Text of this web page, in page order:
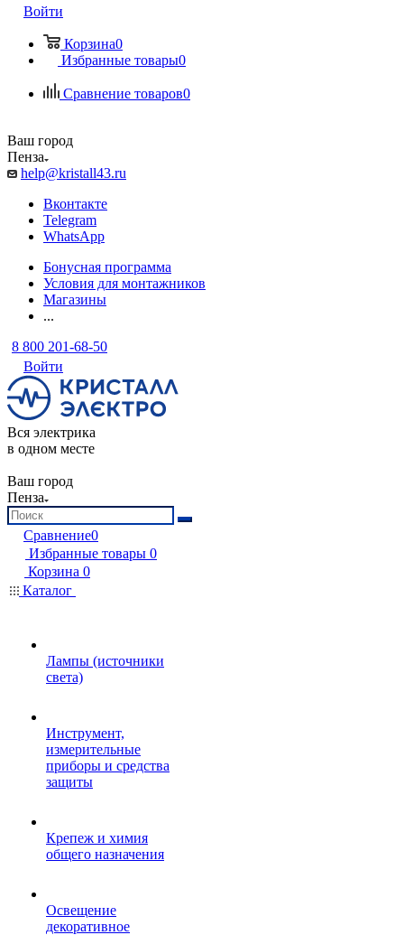
Войти
Корзина0
Избранные товары0
Сравнение товаров0
Ваш город
Пенза
help@kristall43.ru
Вконтакте
Telegram
WhatsApp
Бонусная программа
Условия для монтажников
Магазины
...
8 800 201-68-50
Войти
Вся электрика
в одном месте
Ваш город
Пенза
Сравнение0
Избранные товары 0
Корзина 0
Каталог
Лампы (источники
света)
Инструмент,
измерительные
приборы и средства
защиты
Крепеж и химия
общего назначения
Освещение
декоративное